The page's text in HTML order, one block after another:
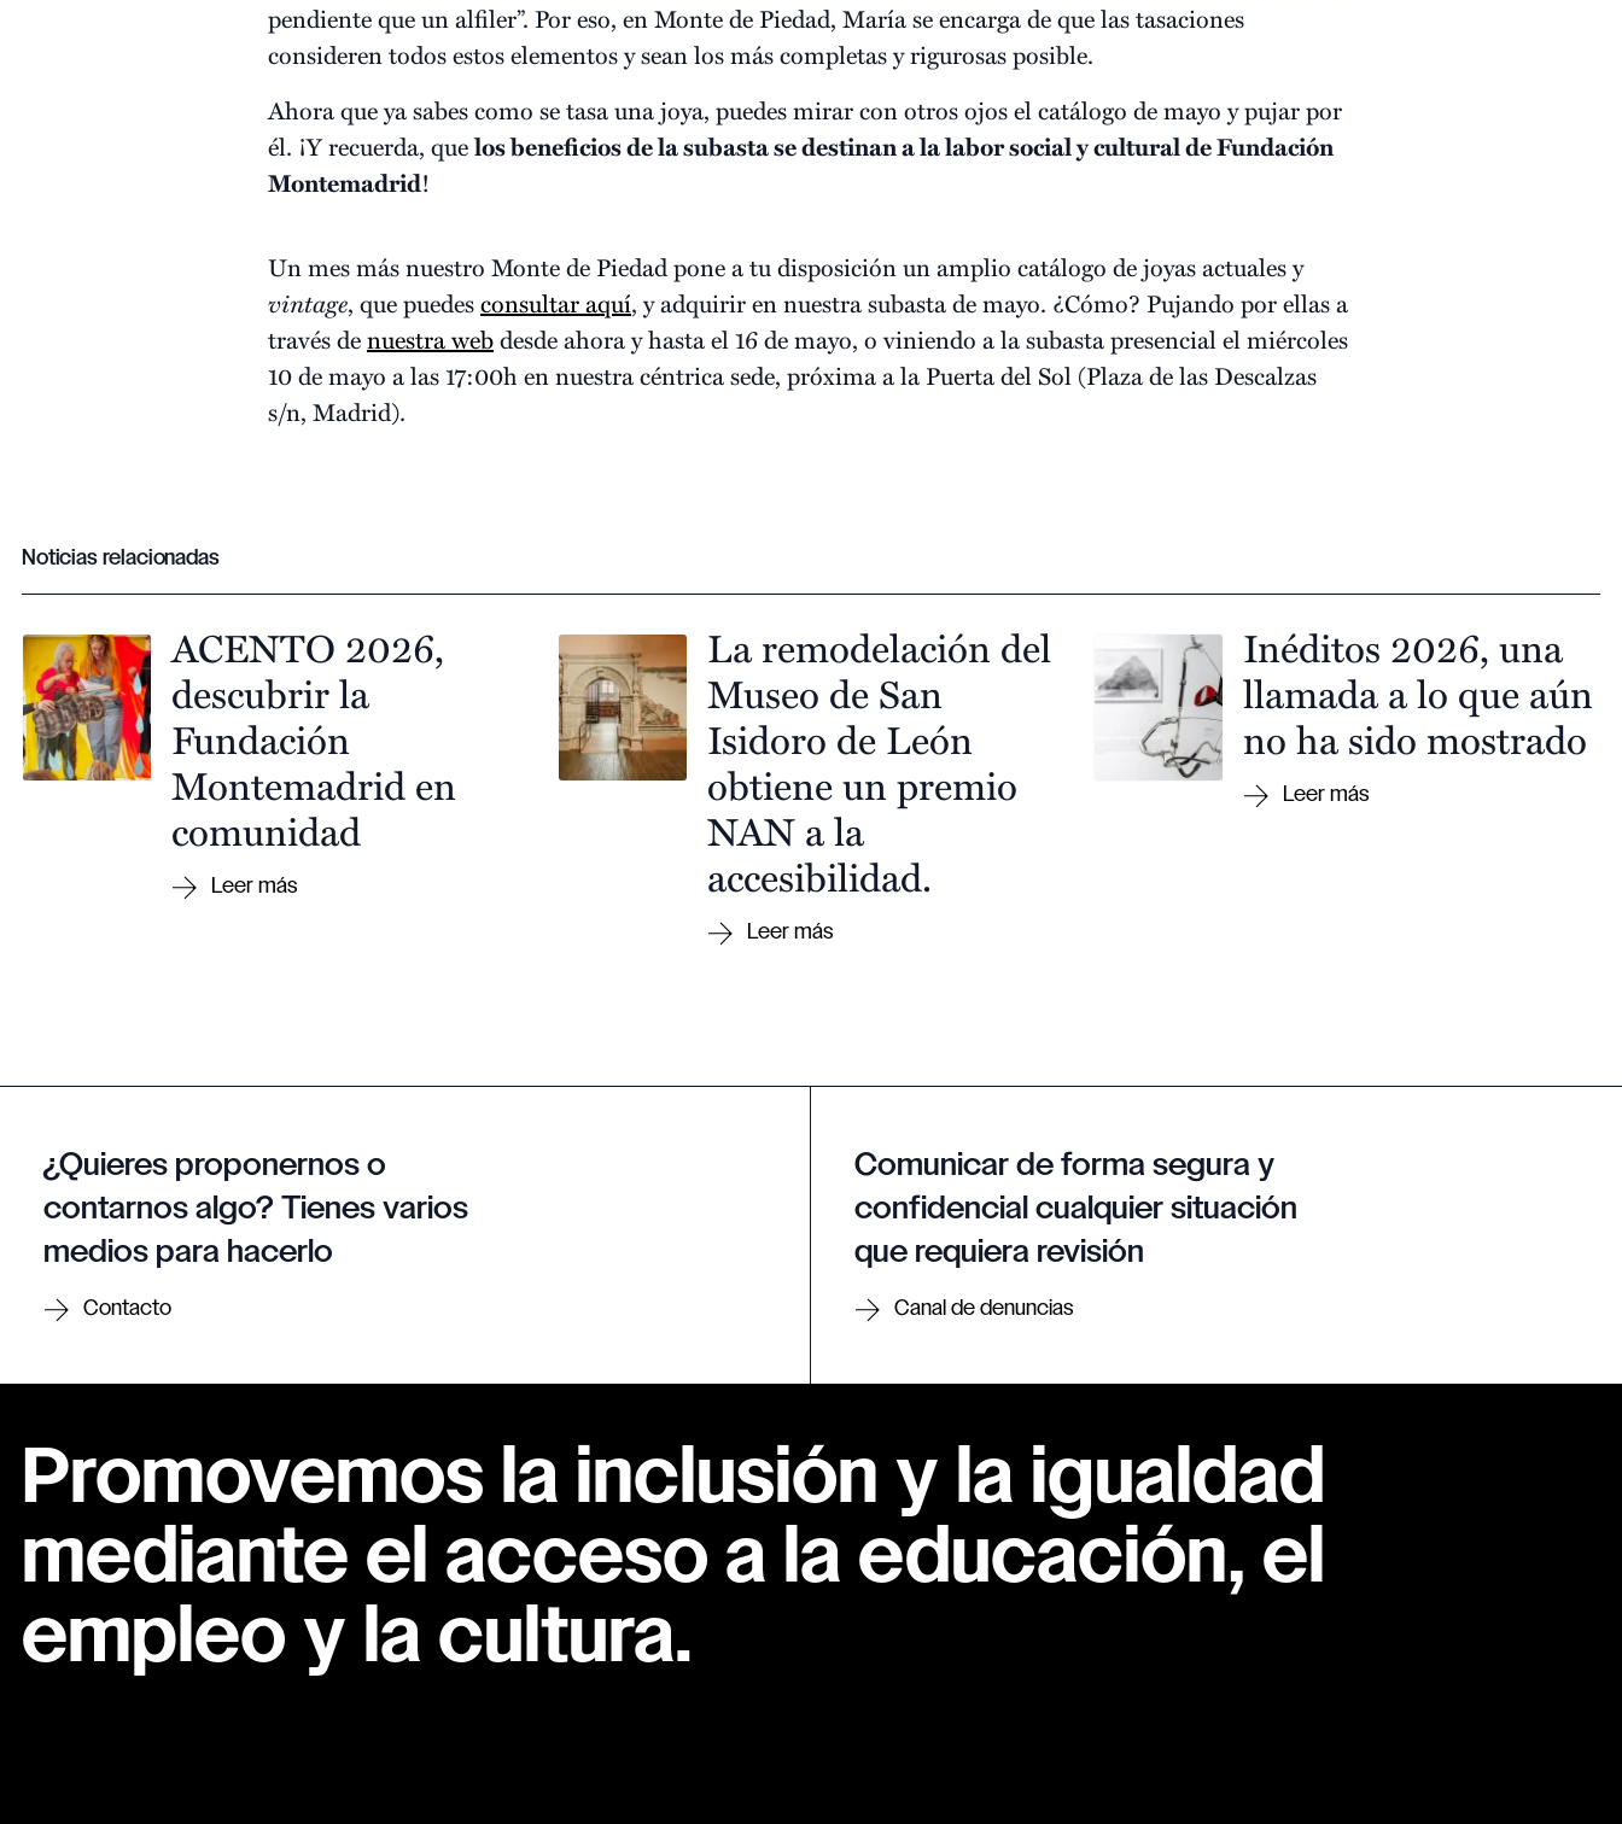
pendiente que un alfiler”. Por eso, en Monte de Piedad, María se encarga de que las tasaciones
consideren todos estos elementos y sean los más completas y rigurosas posible.
Ahora que ya sabes como se tasa una joya, puedes mirar con otros ojos el catálogo de mayo y pujar por
él. ¡Y recuerda, quelos beneficios de la subasta se destinan a la labor social y cultural de Fundación
Montemadrid!
Un mes más nuestro Monte de Piedad pone a tu disposición un amplio catálogo de joyas actuales y
vintage, que puedesconsultar aquí, y adquirir en nuestra subasta de mayo. ¿Cómo? Pujando por ellas a
través denuestra webdesde ahora y hasta el 16 de mayo, o viniendo a la subasta presencial el miércoles
10 de mayo a las 17:00h en nuestra céntrica sede, próxima a la Puerta del Sol (Plaza de las Descalzas
s/n, Madrid).
Noticias relacionadas
ACENTO 2026,
descubrir la
Fundación
Montemadrid en
comunidad
La remodelación del
Museo de San
Isidoro de León
obtiene un premio
NAN a la
accesibilidad.
Inéditos 2026, una
llamada a lo que aún
no ha sido mostrado
¿Quieres proponernos o
contarnos algo? Tienes varios
medios para hacerlo
Contacto
Comunicar de forma segura y
confidencial cualquier situación
que requiera revisión
Canal de denuncias
Promovemos la inclusión y la igualdad
mediante el acceso a la educación, el
empleo y la cultura.